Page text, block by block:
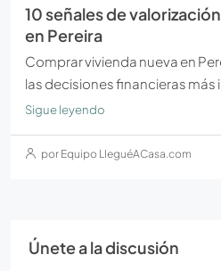
10 señales de
en Pereira
Comprar vivienda nueva en
las decisiones financieras más
Sigue leyendo
por Equipo LleguéACasa.com
Únete a la discusión